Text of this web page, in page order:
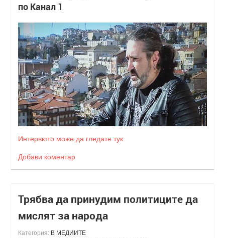
по Канал 1
Интервюто може да гледате тук.
Добави коментар
Трябва да принудим политиците да
мислят за народа
Категория: В МЕДИИТЕ